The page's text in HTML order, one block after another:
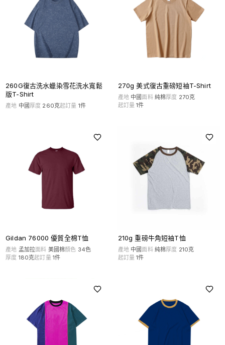
260G復古洗水蠟染雪花洗水寬鬆
版T-Shirt
產地 中國 厚度 260克起訂量 1件
270g 美式復古重磅短袖T-Shirt
產地 中國面料 純棉厚度 270克
起訂量 1件
Gildan 76000 優質全棉T恤
產地 孟加拉面料 美國棉顏色 34色
厚度 180克起訂量 1件
210g 重磅牛角短袖T恤
產地 中國面料 純棉厚度 210克
起訂量 1件